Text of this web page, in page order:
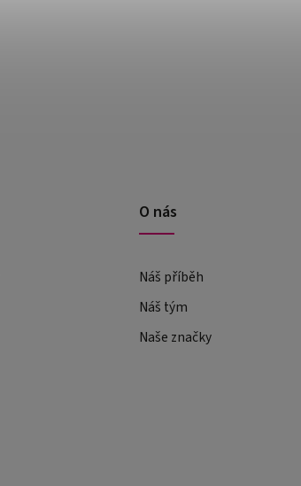
O nás
Náš příběh
Náš tým
Naše značky